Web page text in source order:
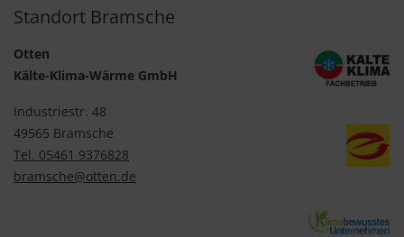
Standort Bramsche
Otten
Kälte-Klima-Wärme GmbH
Industriestr. 48
49565 Bramsche
Tel. 05461 9376828
bramsche@otten.de